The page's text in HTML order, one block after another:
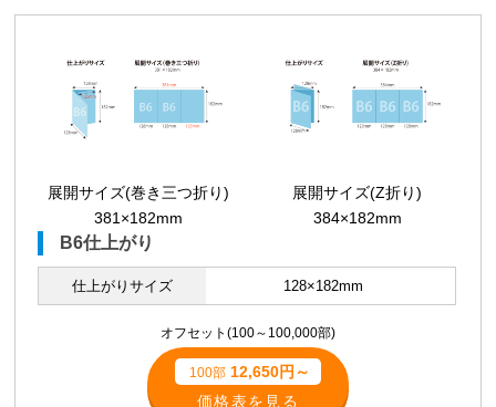
展開サイズ(巻き三つ折り)
381×182mm
展開サイズ(Z折り)
384×182mm
B6仕上がり
仕上がりサイズ 128×182mm
オフセット(100～100,000部)
100部12,650円～
価格表を見る